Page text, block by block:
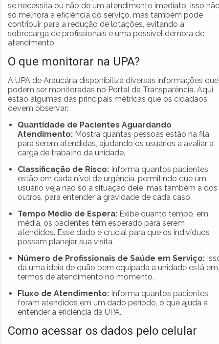
se necessita ou não de um atendimento imediato. Isso
só melhora a eficiência do serviço, mas também pode
contribuir para a redução de lotações, evitando a
sobrecarga de profissionais e uma possível demora de
atendimento.
O que monitorar na UPA?
A UPA de Araucária disponibiliza diversas informações que
podem ser monitoradas no Portal da Transparência. Aqui
estão algumas das principais métricas que os cidadãos
devem observar:
Quantidade de Pacientes Aguardando
Atendimento: Mostra quantas pessoas estão na fila
para serem atendidas, ajudando os usuários a avaliar a
carga de trabalho da unidade.
Classificação de Risco: Informa quantos pacientes
estão em cada nível de urgência, permitindo que um
usuário veja não só a situação dele, mas também a dos
outros, para entender a gravidade de cada caso.
Tempo Médio de Espera: Exibe quanto tempo, em
média, os pacientes têm esperado para serem
atendidos. Esse dado é crucial para que os indivíduos
possam planejar sua visita.
Número de Profissionais de Saúde em Serviço:
dá uma ideia de quão bem equipada a unidade está em
termos de atendimento no momento.
Fluxo de Atendimento: Informa quantos pacientes
foram atendidos em um dado período, o que ajuda a
entender a eficiência da UPA.
Como acessar os dados pelo celular